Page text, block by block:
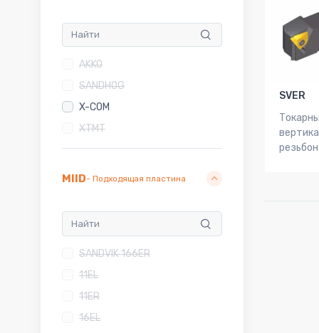
AKKO
SANDHOG
X-COM
XTMT
MIID- Подходящая пластина
SANDVIK 166ER
11EL
11ER
16EL
SVER